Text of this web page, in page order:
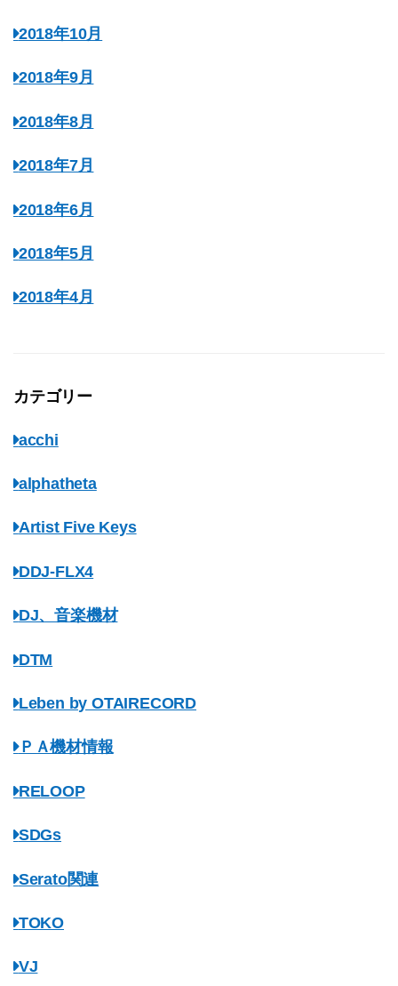
2018年10月
2018年9月
2018年8月
2018年7月
2018年6月
2018年5月
2018年4月
カテゴリー
acchi
alphatheta
Artist Five Keys
DDJ-FLX4
DJ、音楽機材
DTM
Leben by OTAIRECORD
ＰＡ機材情報
RELOOP
SDGs
Serato関連
TOKO
VJ